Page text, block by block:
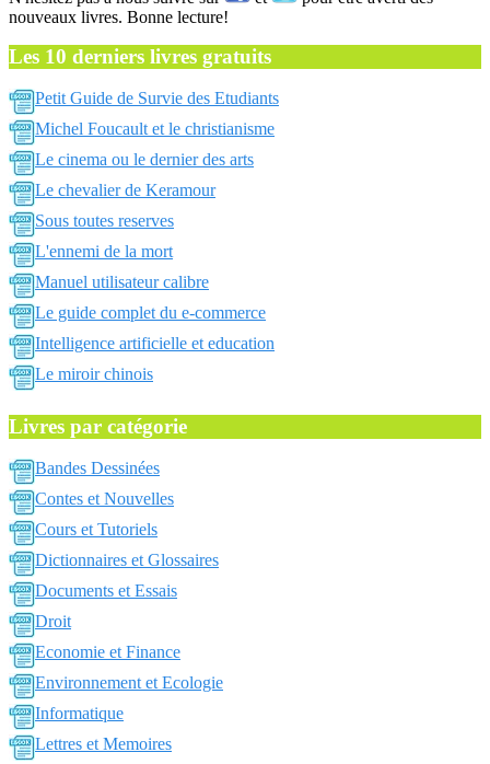
nouveaux livres. Bonne lecture!
Les 10 derniers livres gratuits
Petit Guide de Survie des Etudiants
Michel Foucault et le christianisme
Le cinema ou le dernier des arts
Le chevalier de Keramour
Sous toutes reserves
L'ennemi de la mort
Manuel utilisateur calibre
Le guide complet du e-commerce
Intelligence artificielle et education
Le miroir chinois
Livres par catégorie
Bandes Dessinées
Contes et Nouvelles
Cours et Tutoriels
Dictionnaires et Glossaires
Documents et Essais
Droit
Economie et Finance
Environnement et Ecologie
Informatique
Lettres et Memoires